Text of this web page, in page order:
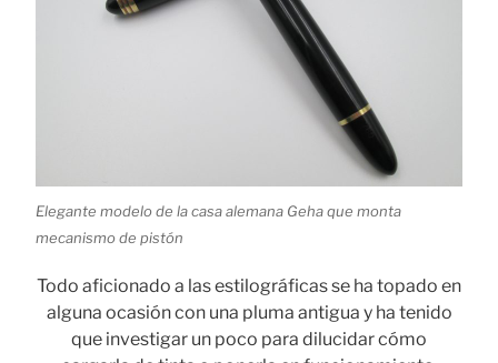
Elegante modelo de la casa alemana Geha que monta
mecanismo de pistón
Todo aficionado a las estilográficas se ha topado en
alguna ocasión con una pluma antigua y ha tenido
que investigar un poco para dilucidar cómo